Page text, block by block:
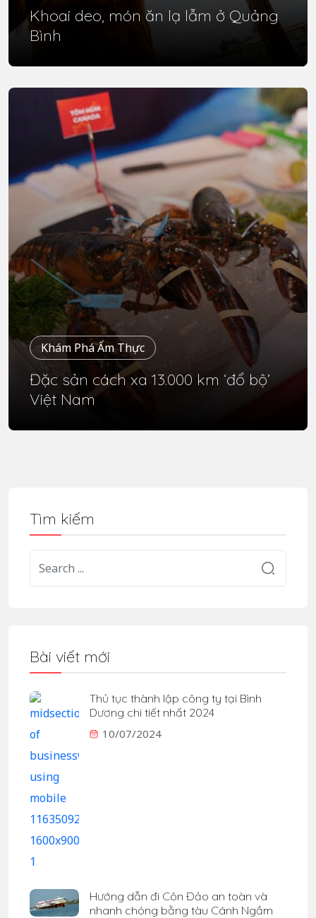
Khoai deo, món ăn lạ lẫm ở Quảng
Bình
Khám Phá Ẩm Thực
Đặc sản cách xa 13.000 km ‘đổ bộ’
Việt Nam
Tìm kiếm
Bài viết mới
Thủ tục thành lập công ty tại Bình
Dương chi tiết nhất 2024
10/07/2024
Hướng dẫn đi Côn Đảo an toàn và
nhanh chóng bằng tàu Cánh Ngầm